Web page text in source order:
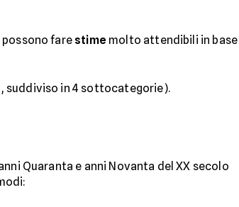
possono fare stime molto attendibili in base
suddiviso in 4 sottocategorie).
Quaranta e anni Novanta del XX secolo